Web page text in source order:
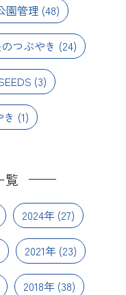
園管理 (48)
つぶやき (24)
(3)
(1)
覧
2024年(27)
2021年 (23)
2018年 (38)